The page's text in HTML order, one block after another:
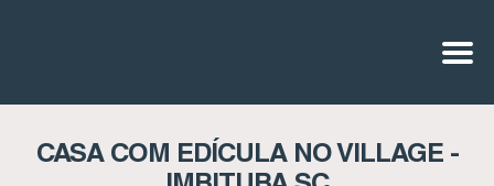
CASA COM EDÍCULA NO VILLAGE -